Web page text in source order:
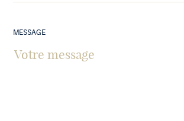
MESSAGE